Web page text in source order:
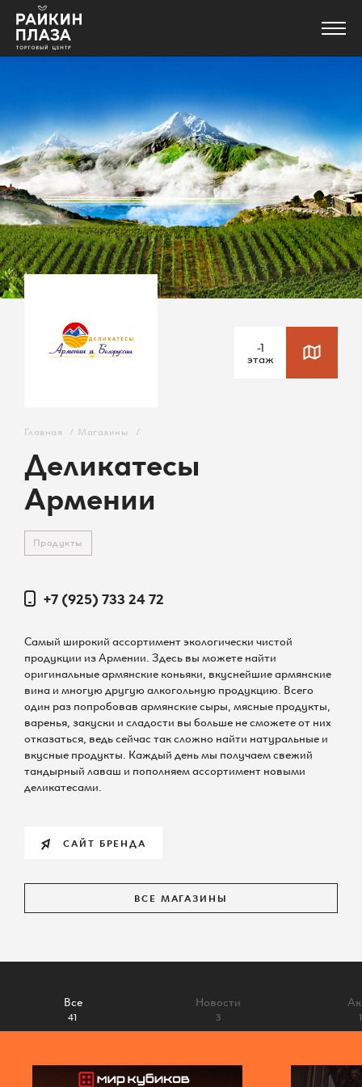
Карта ТЦ
Магазины
Еда
Услуги и сервисы
Развлечения
Новости
+7 (495) 542 44 55
Администрация ТЦ
info@raikinplaza.ru
По всем вопросам
Шереметьевская д.6, к.1
Главная / Магазины /
Деликатесы
Армении
Продукты
+7 (925) 733 24 72
-1
этаж
Самый широкий ассортимент экологически чистой
продукции из Армении. Здесь вы можете найти
оригинальные армянские коньяки, вкуснейшие армянские
вина и многую другую алкогольную продукцию. Всего
один раз попробовав армянские сыры, мясные продукты,
варенья, закуски и сладости вы больше не сможете от них
отказаться, ведь сейчас так сложно найти натуральные и
вкусные продукты. Каждый день мы получаем свежий
тандырный лаваш и пополняем ассортимент новыми
деликатесами.
САЙТ БРЕНДА
ВСЕ МАГАЗИНЫ
Все
41
Новости
3